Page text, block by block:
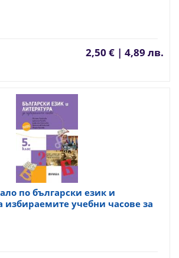
2,50 € | 4,89 лв.
по български език и
избираемите учебни часове за